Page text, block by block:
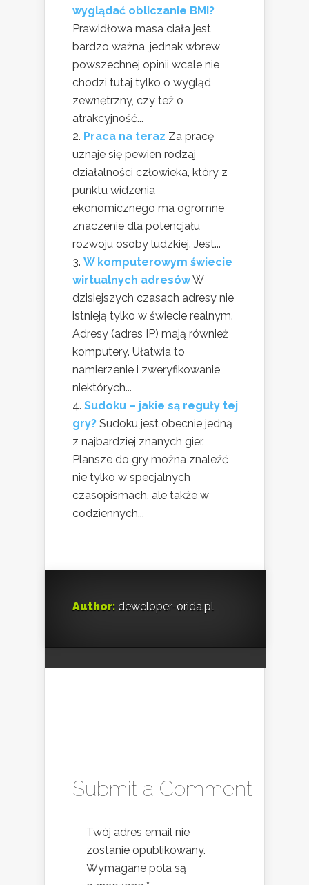
wyglądać obliczanie BMI?
Prawidłowa masa ciała jest
bardzo ważna, jednak wbrew
powszechnej opinii wcale nie
chodzi tutaj tylko o wygląd
zewnętrzny, czy też o
atrakcyjność...
Praca na teraz Za pracę
uznaje się pewien rodzaj
działalności człowieka, który z
punktu widzenia
ekonomicznego ma ogromne
znaczenie dla potencjału
rozwoju osoby ludzkiej. Jest...
W komputerowym świecie
wirtualnych adresówW
dzisiejszych czasach adresy nie
istnieją tylko w świecie realnym.
Adresy (adres IP) mają również
komputery. Ułatwia to
namierzenie i zweryfikowanie
niektórych...
Sudoku – jakie są reguły tej
gry? Sudoku jest obecnie jedną
z najbardziej znanych gier.
Plansze do gry można znaleźć
nie tylko w specjalnych
czasopismach, ale także w
codziennych...
Author: deweloper-orida.pl
Submit a Comment
Twój adres email nie
zostanie opublikowany.
Wymagane pola są